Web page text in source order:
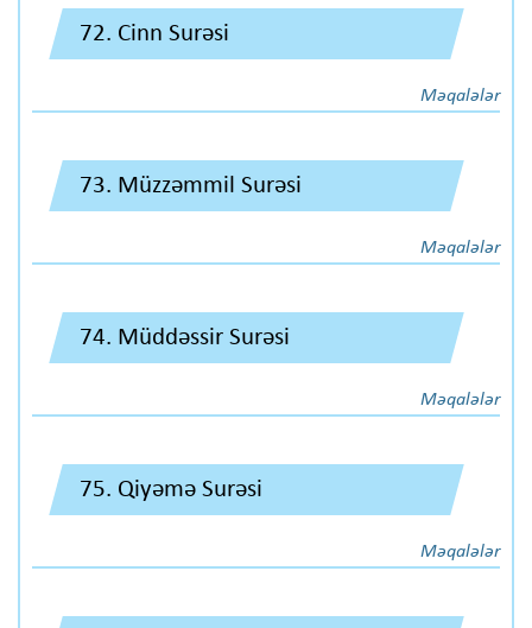
72. Cinn Surəsi
Məqalələr
73. Müzzəmmil Surəsi
Məqalələr
74. Müddəssir Surəsi
Məqalələr
75. Qiyəmə Surəsi
Məqalələr